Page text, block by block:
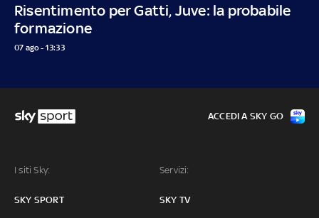
Risentimento per Gatti, Juve: la probabile
formazione
07 ago - 13:33
I siti Sky:
SKY SPORT
Servizi:
SKY TV
ACCEDI A SKY GO